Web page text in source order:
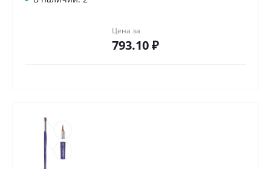
Цена за
793.10 ₽